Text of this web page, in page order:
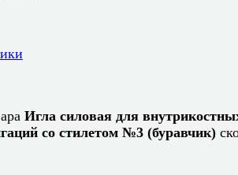
Игла силовая для
со стилетом №3 (буравчик)